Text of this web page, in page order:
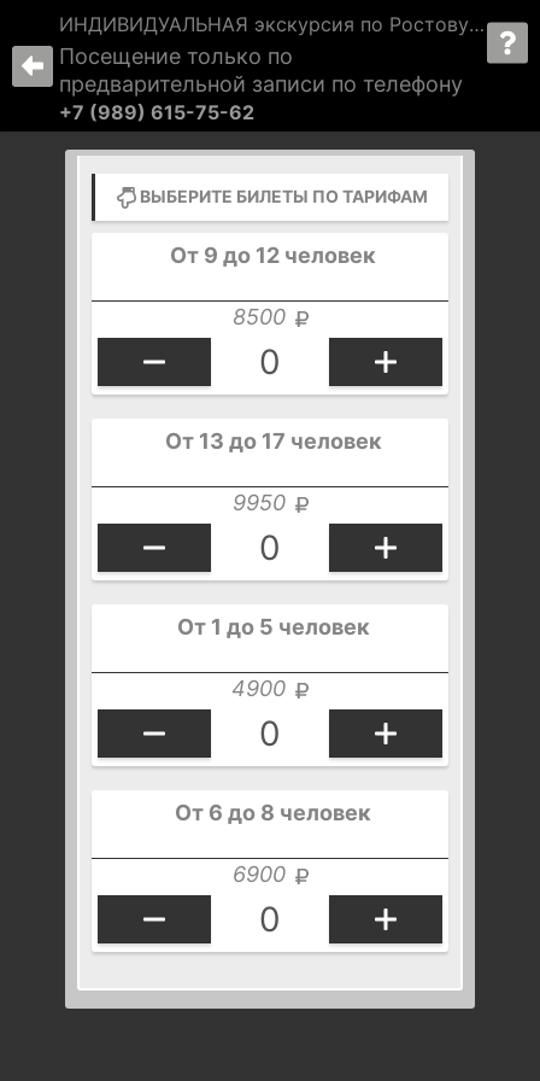
ИНДИВИДУАЛЬНАЯ экскурсия по Ростову: "Секреты старой крепости, или Ростов сквозь века"
Посещение только по
предварительной записи по телефону
+7 (989) 615-75-62
ВЫБЕРИТЕ БИЛЕТЫ ПО ТАРИФАМ
От 9 до 12 человек
8500
От 13 до 17 человек
9950
От 1 до 5 человек
4900
От 6 до 8 человек
6900